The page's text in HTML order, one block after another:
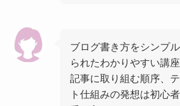
ブログ書き方をシンプ
られたわかりやすい講座
記事に取り組む順序、
ト仕組みの発想は初心